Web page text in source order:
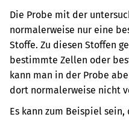
Die Probe mit der
normalerweise nur eine
Stoffe. Zu diesen Stoffen
bestimmte Zellen oder
kann man in der Probe
dort normalerweise nicht
Es kann zum Beispiel